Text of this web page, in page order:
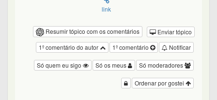
link
Resumir tópico com os comentários
Enviar tópico
Notificar
1º comentário
1º comentário do autor
Só moderadores
Só os meus
Só quem eu sigo
Ordenar por gostei